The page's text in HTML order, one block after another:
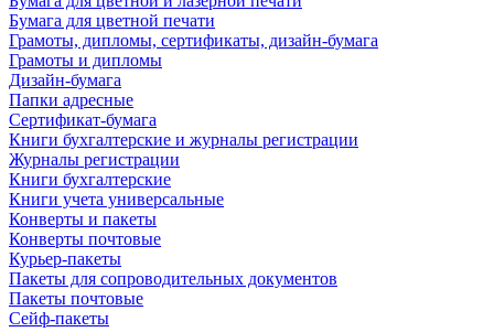
Бумага для цветной печати
Грамоты, дипломы, сертификаты, дизайн-бумага
Грамоты и дипломы
Дизайн-бумага
Папки адресные
Сертификат-бумага
Книги бухгалтерские и журналы регистрации
Журналы регистрации
Книги бухгалтерские
Книги учета универсальные
Конверты и пакеты
Конверты почтовые
Курьер-пакеты
Пакеты для сопроводительных документов
Пакеты почтовые
Сейф-пакеты